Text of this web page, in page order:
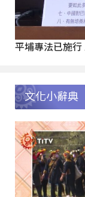
平埔專法已施
文化小辭典